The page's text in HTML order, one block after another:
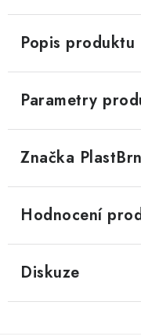
Popis produktu
Parametry
Značka
Hodnocení
Diskuze